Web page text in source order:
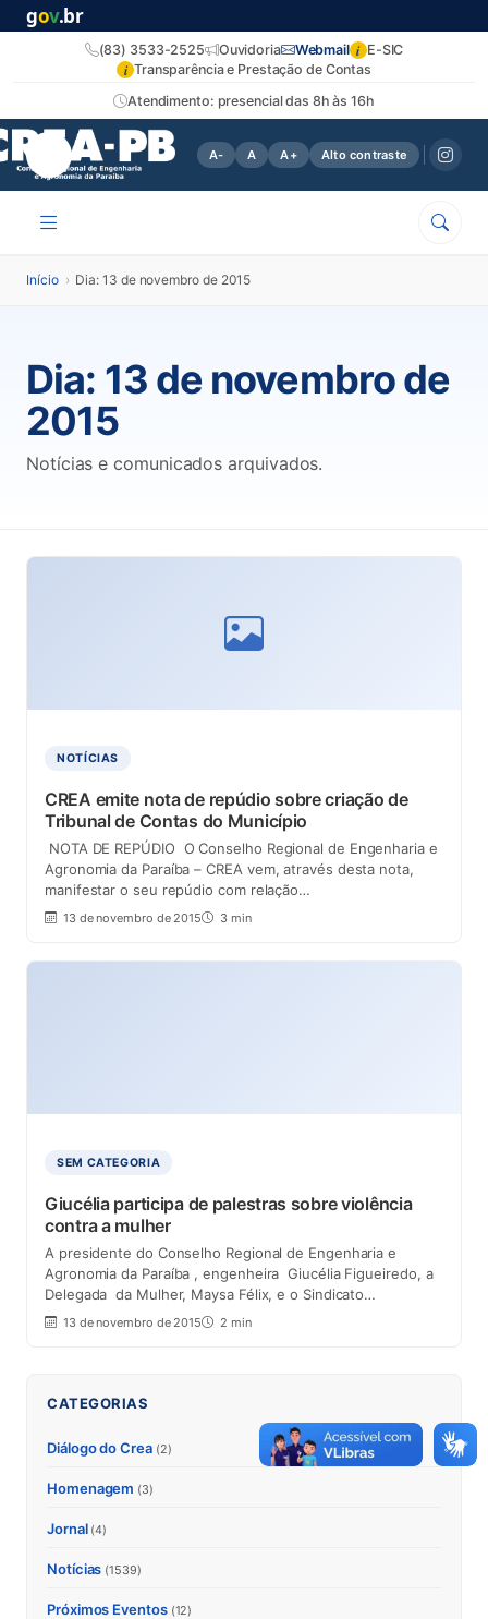
gov.br
Atendimento: presencial das 8h às 16h
(83) 3533-2525 Ouvidoria Webmail i E-SIC
i Transparência e Prestação de Contas
A- A A+ Alto contraste
Início › Dia: 13 de novembro de 2015
Dia: 13 de novembro de
2015
Notícias e comunicados arquivados.
NOTÍCIAS
CREA emite nota de repúdio sobre criação de
Tribunal de Contas do Município
NOTA DE REPÚDIO O Conselho Regional de Engenharia e
Agronomia da Paraíba – CREA vem, através desta nota,
manifestar o seu repúdio com relação…
13 de novembro de 2015 3 min
SEM CATEGORIA
Giucélia participa de palestras sobre violência
contra a mulher
A presidente do Conselho Regional de Engenharia e
Agronomia da Paraíba , engenheira Giucélia Figueiredo, a
Delegada da Mulher, Maysa Félix, e o Sindicato…
13 de novembro de 2015 2 min
CATEGORIAS
Diálogo do Crea (2)
Homenagem (3)
Jornal (4)
Notícias (1539)
Próximos Eventos (12)